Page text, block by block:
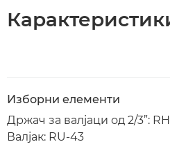
Изборни елементи
Држач за валјаци од 2/3”:
Валјак: RU-43